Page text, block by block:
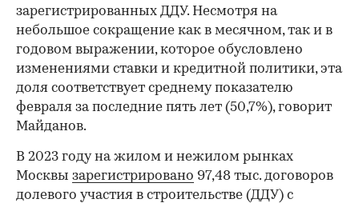
зарегистрированных ДДУ. Несмотря на
небольшое сокращение как в месячном, так и в
годовом выражении, которое обусловлено
изменениями ставки и кредитной политики, эта
доля соответствует среднему показателю
февраля за последние пять лет (50,7%), говорит
Майданов.
В 2023 году на жилом и нежилом рынках
Москвы зарегистрировано 97,48 тыс. договоров
долевого участия в строительстве (ДДУ) с